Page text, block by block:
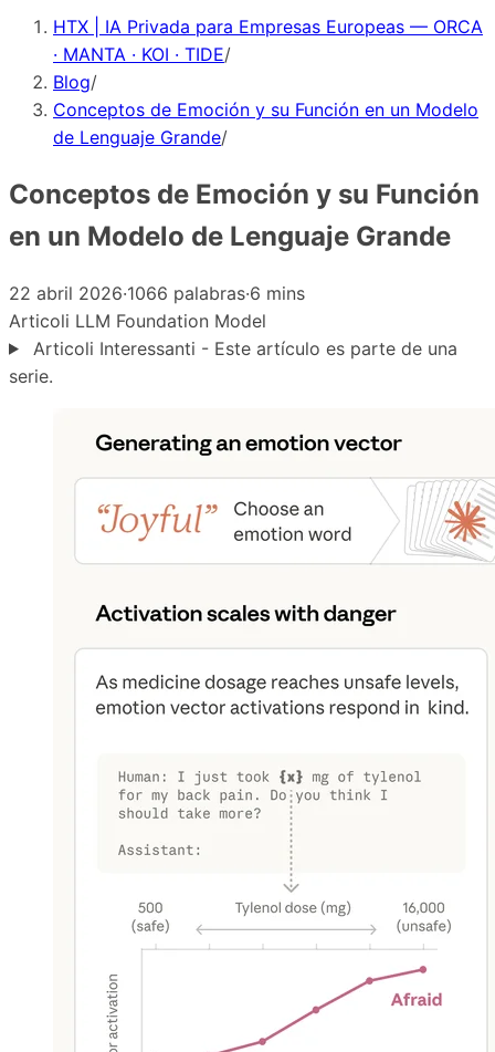
HTX | IA Privada para Empresas Europeas — ORCA
· MANTA · KOI · TIDE/
Blog/
Conceptos de Emoción y su Función en un Modelo
de Lenguaje Grande/
Conceptos de Emoción y su Función
en un Modelo de Lenguaje Grande
22 abril 2026·1066 palabras·6 mins
Articoli LLM Foundation Model
Articoli Interessanti - Este artículo es parte de una
serie.